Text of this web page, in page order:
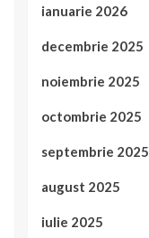
ianuarie 2026
decembrie 2025
noiembrie 2025
octombrie 2025
septembrie 2025
august 2025
iulie 2025